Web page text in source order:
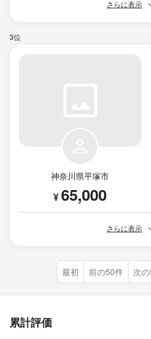
さらに表示
3位
神奈川県平塚市
¥65,000
さらに表示
最初 前の50件 次
累計評価